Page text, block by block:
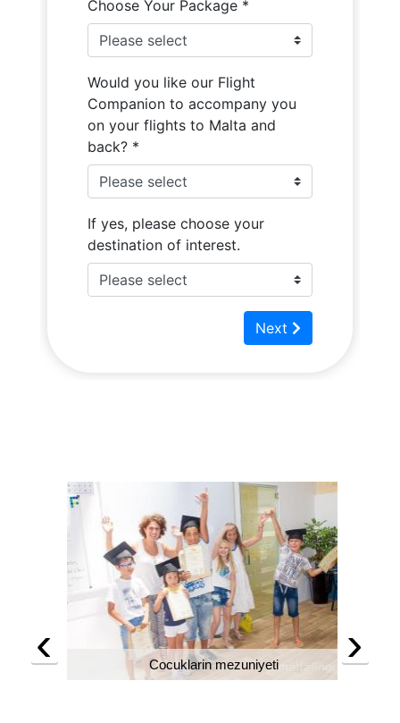
Cocuklarin mezuniyeti
‹ ›